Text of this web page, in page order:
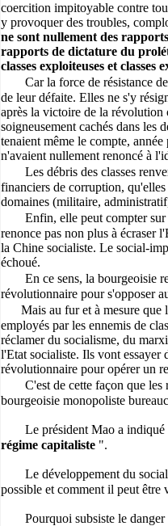
coercition impitoyable contre
y provoquer des troubles,
ne sont nullement des
rapports de dictature du
classes exploiteuses et
Car la force de résistance
de leur défaite. Elles ne s'y
après la victoire de la révolution
soigneusement cachés dans les
tenaient même le compte,
n'avaient nullement renoncé à
Les débris des classes
financiers de corruption,
domaines (militaire,
Enfin, elle peut compter
renonce pas non plus à écraser
la Chine socialiste. Le social-
échoué.
En ce sens, la bourgeoisie
révolutionnaire pour s'opposer
Mais au fur et à mesure que
employés par les ennemis de
réclamer du socialisme, du
l'Etat socialiste. Ils vont essayer
révolutionnaire pour opérer un
C'est de cette façon que
bourgeoisie monopoliste
Le président Mao a indiqué
régime capitaliste ".
Le développement du
possible et comment il peut être
Pourquoi subsiste le